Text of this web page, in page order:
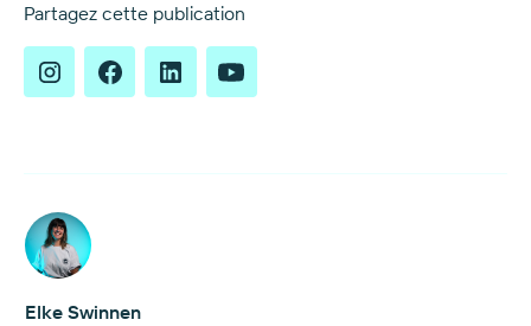
Partagez cette publication
Elke Swinnen